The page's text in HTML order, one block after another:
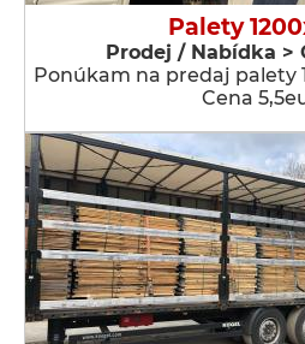
Palety
Prodej / Nabídka >
Ponúkam na predaj palety
Cena